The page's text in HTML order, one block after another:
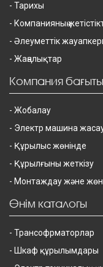
Тарихы
Компанияның
Әлеуметтік
Жаңалықтар
Компания бағыты
Жобалау
Электр машина
Құрылыс жөнінде
Құрылғыны жеткізу
Монтаждау және
Өнім каталогы
Трансофрматорлар
Шкаф құрылымдары